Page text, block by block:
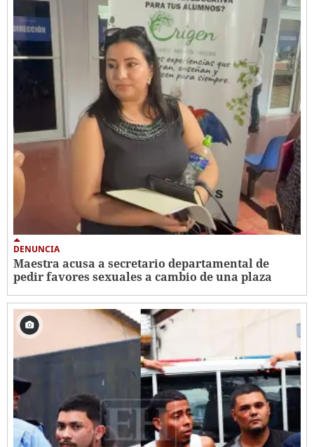
DENUNCIA
Maestra acusa a secretario departamental de
pedir favores sexuales a cambio de una plaza